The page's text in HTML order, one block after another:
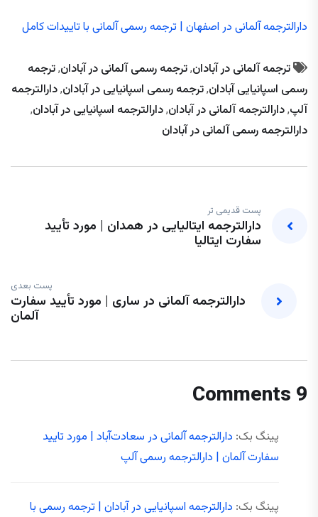
دارالترجمه آلمانی در اصفهان | ترجمه رسمی آلمانی با تاییدات کامل
ترجمه آلمانی در آبادان,ترجمه رسمی آلمانی در آبادان,ترجمه
رسمی اسپانیایی آبادان,ترجمه رسمی اسپانیایی در آبادان,دارالترجمه
آلپ,دارالترجمه آلمانی در آبادان,دارالترجمه اسپانیایی در آبادان,
دارالترجمه رسمی آلمانی در آبادان
پست قدیمی تر
دارالترجمه ایتالیایی در همدان | مورد تأیید
سفارت ایتالیا
پست بعدی
دارالترجمه آلمانی در ساری | مورد تأیید سفارت
آلمان
9 Comments
پینگ بک: دارالترجمه آلمانی در سعادت‌آباد | مورد تایید
سفارت آلمان | دارالترجمه رسمی آلپ
پینگ بک: دارالترجمه اسپانیایی در آبادان | ترجمه رسمی با